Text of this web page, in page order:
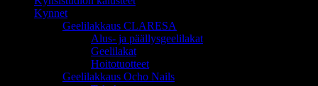
Kynnet
Geelilakkaus CLARESA
Alus- ja päällysgeelilakat
Geelilakat
Hoitotuotteet
Geelilakkaus Ocho Nails